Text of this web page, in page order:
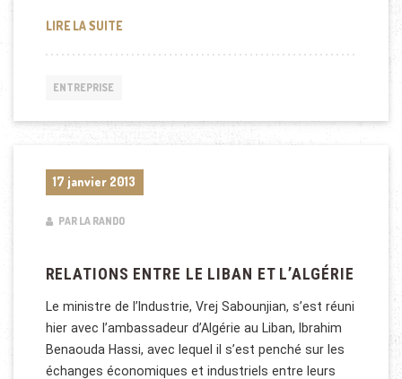
LIRE LA SUITECRÉDITS BONIFIÉS À ALGER
ENTREPRISE
17 janvier 2013
PAR LA RANDO
RELATIONS ENTRE LE LIBAN ET L’ALGÉRIE
Le ministre de l’Industrie, Vrej Sabounjian, s’est réuni
hier avec l’ambassadeur d’Algérie au Liban, Ibrahim
Benaouda Hassi, avec lequel il s’est penché sur les
échanges économiques et industriels entre leurs